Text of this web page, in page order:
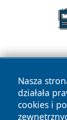
Nasza
działała
cookies i